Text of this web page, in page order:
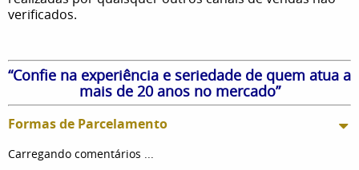
verificados.
“Confie na experiência e seriedade de quem atua a
mais de 20 anos no mercado”
Formas de Parcelamento
Carregando comentários ...